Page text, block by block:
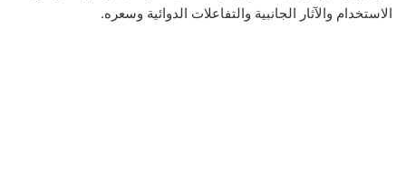
‌الاستخدام‌ ‌والآثار‌ ‌الجانبية‌ ‌والتفاعلات الدوائية وسعره‌.